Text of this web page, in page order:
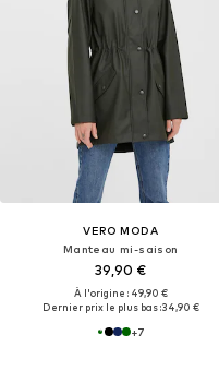
VERO MODA
Manteau mi-saison
39,90 €
À l'origine : 49,90 €
Dernier prix le plus bas :34,90 €
+7